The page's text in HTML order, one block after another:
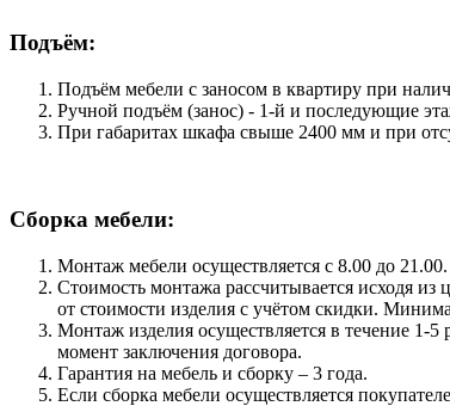
Подъём:
Подъём мебели с заносом в квартиру при
Ручной подъём (занос) - 1-й и последующие
При габаритах шкафа свыше 2400 мм и при
Сборка мебели:
Монтаж мебели осуществляется с 8.00 до
Стоимость монтажа рассчитывается исходя
от стоимости изделия с учётом скидки.
Монтаж изделия осуществляется в течение 1-5
момент заключения договора.
Гарантия на мебель и сборку – 3 года.
Если сборка мебели осуществляется